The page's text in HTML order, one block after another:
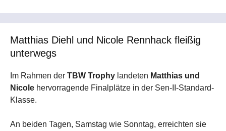
Matthias Diehl und Nicole Rennhack fleißig
unterwegs
Im Rahmen der TBW Trophy landeten Matthias und
Nicole hervorragende Finalplätze in der Sen-II-Standard-
Klasse.
An beiden Tagen, Samstag wie Sonntag, erreichten sie